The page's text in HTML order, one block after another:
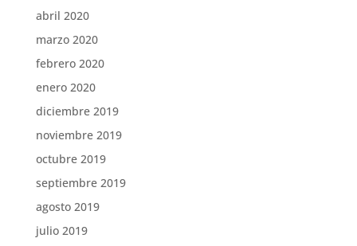
abril 2020
marzo 2020
febrero 2020
enero 2020
diciembre 2019
noviembre 2019
octubre 2019
septiembre 2019
agosto 2019
julio 2019